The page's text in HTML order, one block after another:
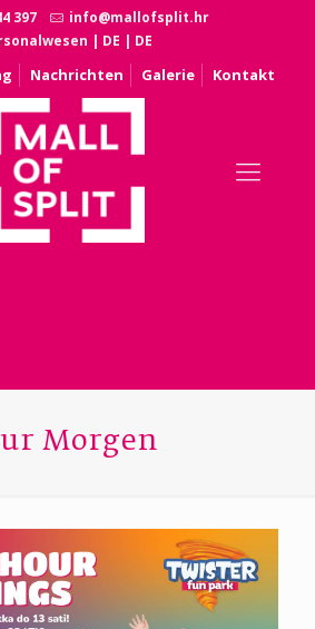
397
info@mallofsplit.hr
| DE | DE
Nachrichten Galerie Kontakt
Morgen